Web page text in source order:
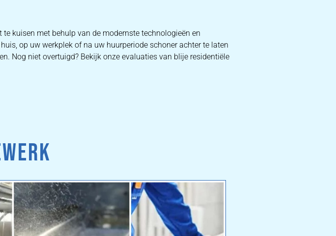
kuisen met behulp van de modernste technologieën en
op uw werkplek of na uw huurperiode schoner achter te laten
Nog niet overtuigd? Bekijk onze evaluaties van blije residentiële